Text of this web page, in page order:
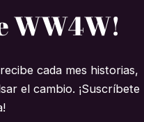
WW4W!
cada mes historias,
el cambio. ¡Suscríbete